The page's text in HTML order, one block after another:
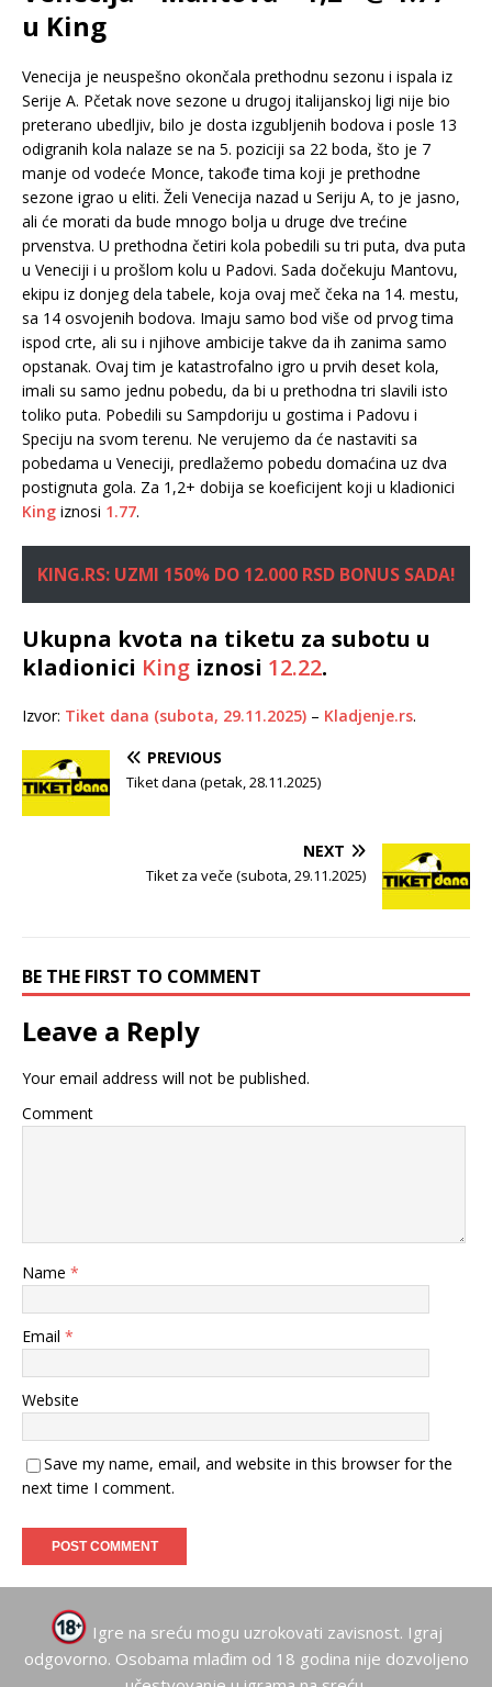
u King
Venecija je neuspešno okončala prethodnu sezonu i ispala iz
Serije A. Pčetak nove sezone u drugoj italijanskoj ligi nije bio
preterano ubedljiv, bilo je dosta izgubljenih bodova i posle 13
odigranih kola nalaze se na 5. poziciji sa 22 boda, što je 7
manje od vodeće Monce, takođe tima koji je prethodne
sezone igrao u eliti. Želi Venecija nazad u Seriju A, to je jasno,
ali će morati da bude mnogo bolja u druge dve trećine
prvenstva. U prethodna četiri kola pobedili su tri puta, dva puta
u Veneciji i u prošlom kolu u Padovi. Sada dočekuju Mantovu,
ekipu iz donjeg dela tabele, koja ovaj meč čeka na 14. mestu,
sa 14 osvojenih bodova. Imaju samo bod više od prvog tima
ispod crte, ali su i njihove ambicije takve da ih zanima samo
opstanak. Ovaj tim je katastrofalno igro u prvih deset kola,
imali su samo jednu pobedu, da bi u prethodna tri slavili isto
toliko puta. Pobedili su Sampdoriju u gostima i Padovu i
Speciju na svom terenu. Ne verujemo da će nastaviti sa
pobedama u Veneciji, predlažemo pobedu domaćina uz dva
postignuta gola. Za 1,2+ dobija se koeficijent koji u kladionici
King iznosi 1.77.
KING.RS: UZMI 150% DO 12.000 RSD BONUS SADA!
Ukupna kvota na tiketu za subotu u
kladionici King iznosi 12.22.
Izvor: Tiket dana (subota, 29.11.2025) – Kladjenje.rs.
PREVIOUS
Tiket dana (petak, 28.11.2025)
NEXT
Tiket za veče (subota, 29.11.2025)
BE THE FIRST TO COMMENT
Leave a Reply
Your email address will not be published.
Comment
Name *
Email *
Website
Save my name, email, and website in this browser for the
next time I comment.
Igre na sreću mogu uzrokovati zavisnost. Igraj
odgovorno. Osobama mlađim od 18 godina nije dozvoljeno